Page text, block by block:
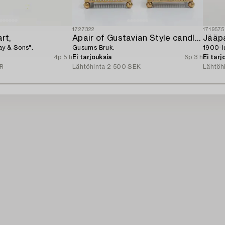
& Sons".
4p 5 h
1727322
Apair of Gustavian Style candlesticks,
Gusums Bruk.
Ei tarjouksia
6p 3 h
Lähtöhinta 2 500 SEK
1719575
1900-
Ei